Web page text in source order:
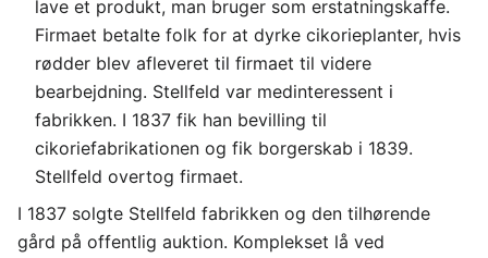
lave et produkt, man bruger som erstatningskaffe.
Firmaet betalte folk for at dyrke cikorieplanter, hvis
rødder blev afleveret til firmaet til videre
bearbejdning. Stellfeld var medinteressent i
fabrikken. I 1837 fik han bevilling til
cikoriefabrikationen og fik borgerskab i 1839.
Stellfeld overtog firmaet.
I 1837 solgte Stellfeld fabrikken og den tilhørende
gård på offentlig auktion. Komplekset lå ved